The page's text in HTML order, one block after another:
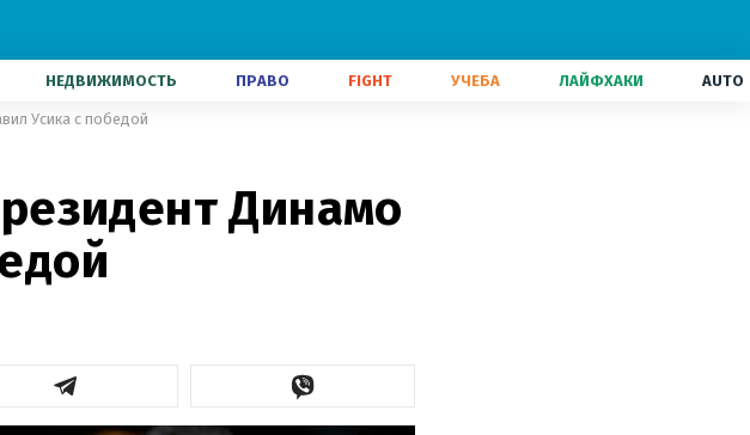
НЕДВИЖИМОСТЬ ПРАВО FIGHT УЧЕБА ЛАЙФХАКИ AUTO
Усика с победой
Динамо